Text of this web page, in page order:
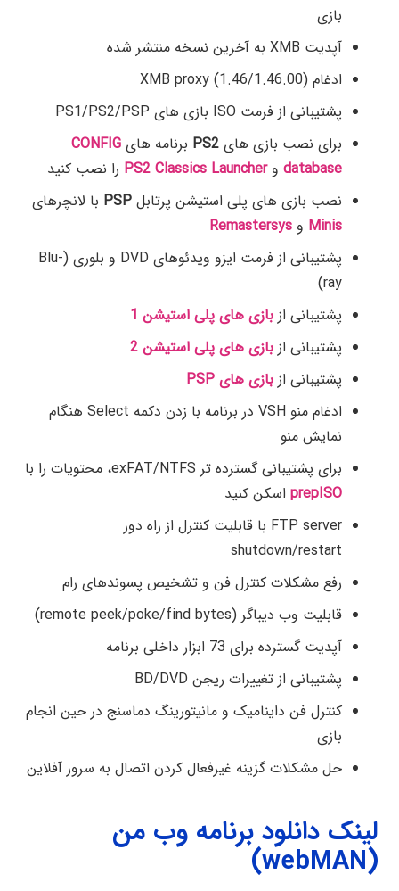
بازی
آپدیت XMB به آخرین نسخه منتشر شده
ادغام (XMB proxy (1.46/1.46.00
پشتیبانی از فرمت ISO بازی های PS1/PS2/PSP
برای نصب بازی های PS2 برنامه های CONFIG
database وPS2 Classics Launcher را نصب کنید
نصب بازی های پلی استیشن پرتابل PSP با لانچرهای
Minis و Remastersys
پشتیبانی از فرمت ایزو ویدئوهای DVD و بلوری (Blu-
ray)
پشتیبانی از بازی های پلی استیشن 1
پشتیبانی از بازی های پلی استیشن 2
پشتیبانی از بازی های PSP
ادغام منو VSH در برنامه با زدن دکمه Select هنگام
نمایش منو
برای پشتیبانی گسترده تر exFAT/NTFS، محتویات را با
prepISO اسکن کنید
FTP server با قابلیت کنترل از راه دور
shutdown/restart
رفع مشکلات کنترل فن و تشخیص پسوندهای رام
قابلیت وب دیباگر (remote peek/poke/find bytes)
آپدیت گسترده برای 73 ابزار داخلی برنامه
پشتیبانی از تغییرات ریجن BD/DVD
کنترل فن داینامیک و مانیتورینگ دماسنج در حین انجام
بازی
حل مشکلات گزینه غیرفعال کردن اتصال به سرور آفلاین
لینک دانلود برنامه وب من
(webMAN)